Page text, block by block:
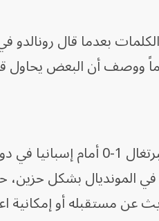
بعدما قال رونالدو
وخسرت البرتغال 1-0
في المونديال بشكل
عن مستقبله أو إمكانية